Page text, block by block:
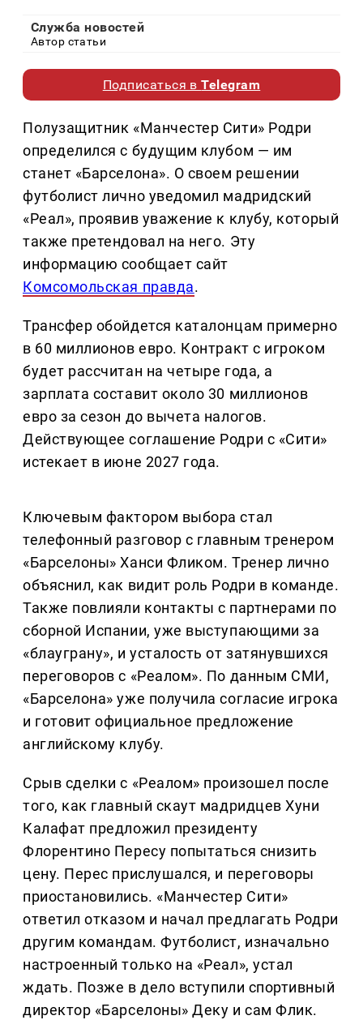
Служба новостей
Автор статьи
Подписаться вTelegram
Полузащитник «Манчестер Сити» Родри
определился с будущим клубом — им
станет «Барселона». О своем решении
футболист лично уведомил мадридский
«Реал», проявив уважение к клубу, который
также претендовал на него. Эту
информацию сообщает сайт
Комсомольская правда.
Трансфер обойдется каталонцам примерно
в 60 миллионов евро. Контракт с игроком
будет рассчитан на четыре года, а
зарплата составит около 30 миллионов
евро за сезон до вычета налогов.
Действующее соглашение Родри с «Сити»
истекает в июне 2027 года.
Ключевым фактором выбора стал
телефонный разговор с главным тренером
«Барселоны» Ханси Фликом. Тренер лично
объяснил, как видит роль Родри в команде.
Также повлияли контакты с партнерами по
сборной Испании, уже выступающими за
«блауграну», и усталость от затянувшихся
переговоров с «Реалом». По данным СМИ,
«Барселона» уже получила согласие игрока
и готовит официальное предложение
английскому клубу.
Срыв сделки с «Реалом» произошел после
того, как главный скаут мадридцев Хуни
Калафат предложил президенту
Флорентино Пересу попытаться снизить
цену. Перес прислушался, и переговоры
приостановились. «Манчестер Сити»
ответил отказом и начал предлагать Родри
другим командам. Футболист, изначально
настроенный только на «Реал», устал
ждать. Позже в дело вступили спортивный
директор «Барселоны» Деку и сам Флик.